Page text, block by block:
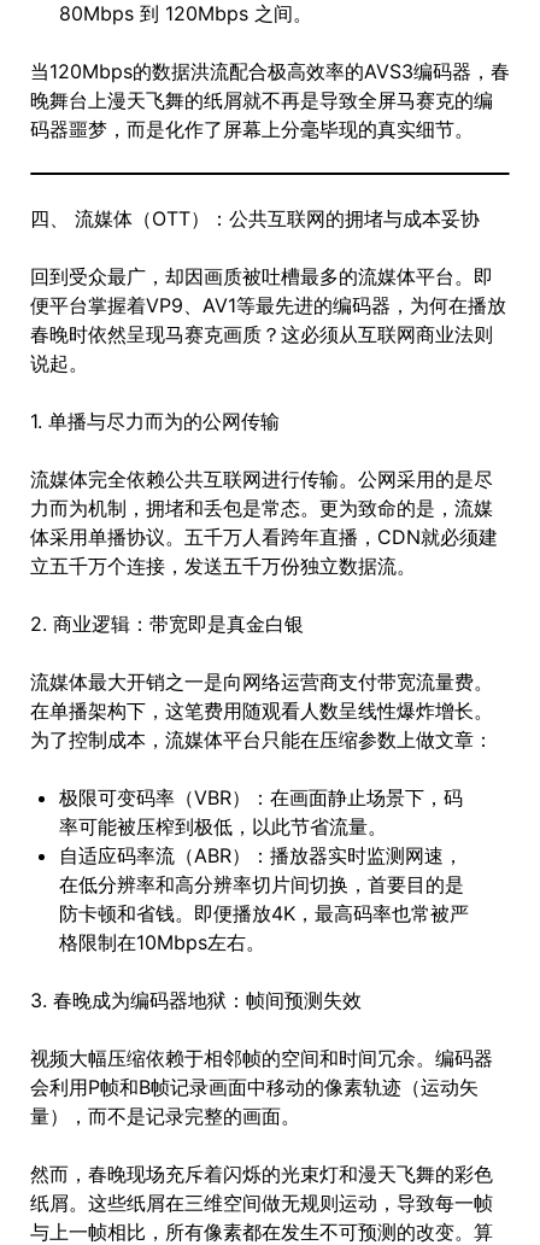
80Mbps 到 120Mbps 之间。
当120Mbps的数据洪流配合极高效率的AVS3编码器，春
晚舞台上漫天飞舞的纸屑就不再是导致全屏马赛克的编
码器噩梦，而是化作了屏幕上分毫毕现的真实细节。
四、 流媒体（OTT）：公共互联网的拥堵与成本妥协
回到受众最广，却因画质被吐槽最多的流媒体平台。即
便平台掌握着VP9、AV1等最先进的编码器，为何在播放
春晚时依然呈现马赛克画质？这必须从互联网商业法则
说起。
1. 单播与尽力而为的公网传输
流媒体完全依赖公共互联网进行传输。公网采用的是尽
力而为机制，拥堵和丢包是常态。更为致命的是，流媒
体采用单播协议。五千万人看跨年直播，CDN就必须建
立五千万个连接，发送五千万份独立数据流。
2. 商业逻辑：带宽即是真金白银
流媒体最大开销之一是向网络运营商支付带宽流量费。
在单播架构下，这笔费用随观看人数呈线性爆炸增长。
为了控制成本，流媒体平台只能在压缩参数上做文章：
极限可变码率（VBR）：在画面静止场景下，码
率可能被压榨到极低，以此节省流量。
自适应码率流（ABR）：播放器实时监测网速，
在低分辨率和高分辨率切片间切换，首要目的是
防卡顿和省钱。即便播放4K，最高码率也常被严
格限制在10Mbps左右。
3. 春晚成为编码器地狱：帧间预测失效
视频大幅压缩依赖于相邻帧的空间和时间冗余。编码器
会利用P帧和B帧记录画面中移动的像素轨迹（运动矢
量），而不是记录完整的画面。
然而，春晚现场充斥着闪烁的光束灯和漫天飞舞的彩色
纸屑。这些纸屑在三维空间做无规则运动，导致每一帧
与上一帧相比，所有像素都在发生不可预测的改变。算